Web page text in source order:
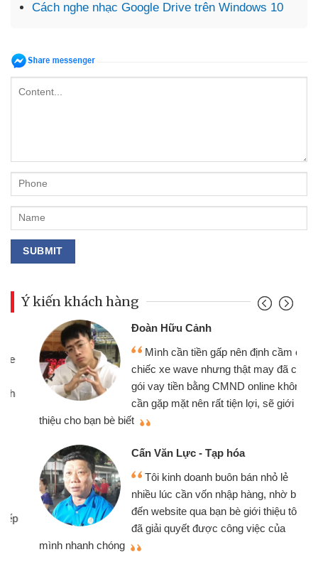
Cách nghe nhạc Google Drive trên Windows 10
Ý kiến khách hàng
Đoàn Hữu Cảnh
Mình cần tiền gấp nên định cầm cố
chiếc xe wave nhưng thật may đã có
gói vay tiền bằng CMND online không
cần gặp mặt nên rất tiện lợi, sẽ giới
thiệu cho bạn bè biết
Cấn Văn Lực - Tạp hóa
Tôi kinh doanh buôn bán nhỏ lẻ
nhiều lúc cần vốn nhập hàng, nhờ biết
đến website qua bạn bè giới thiệu tôi
đã giải quyết được công việc của
mình nhanh chóng